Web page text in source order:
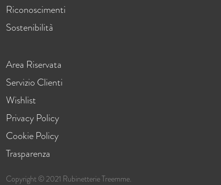
Riconoscimenti
Sostenibilità
Area Riservata
Servizio Clienti
Wishlist
Privacy Policy
Cookie Policy
Trasparenza
Copyright © 2021 Rubinetterie Treemme.